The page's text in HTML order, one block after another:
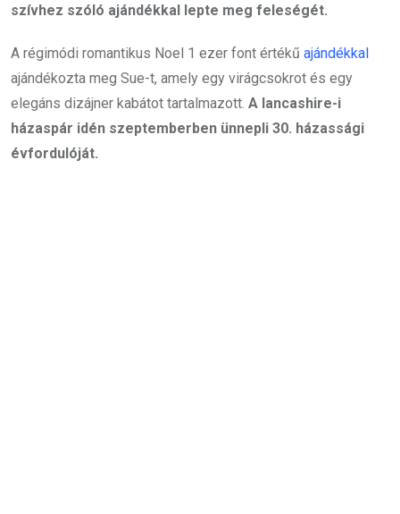
szívhez szóló ajándékkal lepte meg feleségét.
A régimódi romantikus Noel 1 ezer font értékű ajándékkal
ajándékozta meg Sue-t, amely egy virágcsokrot és egy
elegáns dizájner kabátot tartalmazott. A lancashire-i
házaspár idén szeptemberben ünnepli 30. házassági
évfordulóját.